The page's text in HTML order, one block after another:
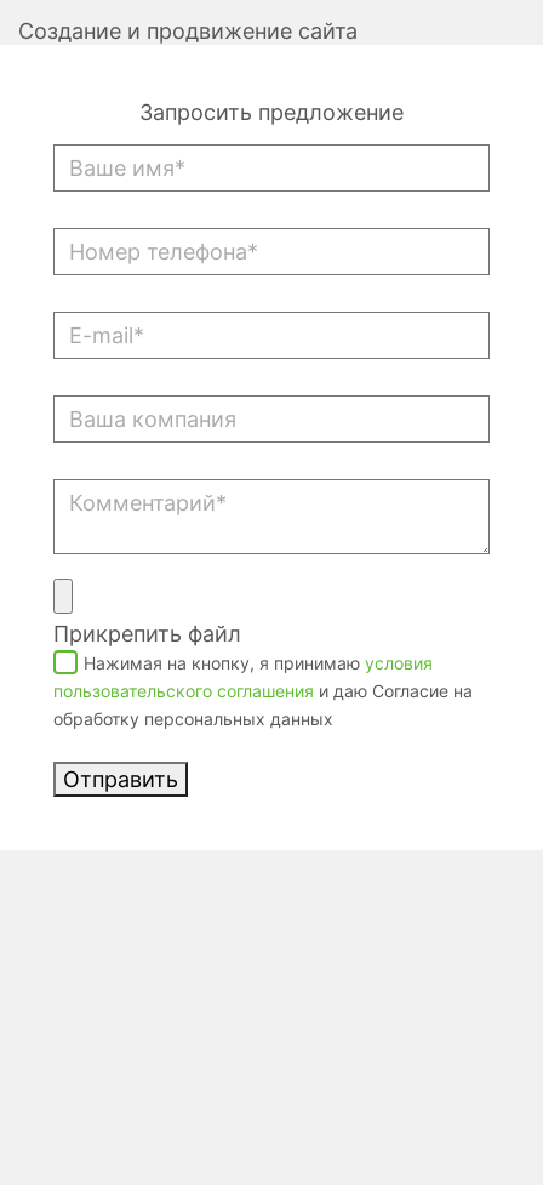
Создание и продвижение сайта
Запросить предложение
Прикрепить файл
Нажимая на кнопку, я принимаю условия
пользовательского соглашения и даю Согласие на
обработку персональных данных
Отправить